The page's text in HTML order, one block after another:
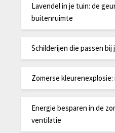
Lavendel in je tuin: de
buitenruimte
Schilderijen die passen
Zomerse
Energie besparen in de
ventilatie